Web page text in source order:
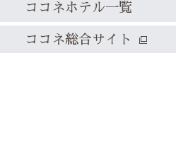
ココネホテル一覧
ココネ総合サイト